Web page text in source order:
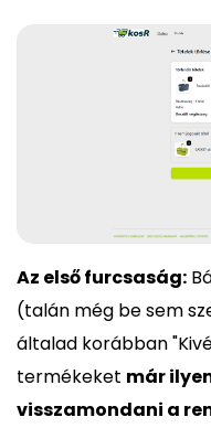
Az első furcsaság:
(talán még be sem
általad korábban
termékeket már
visszamondani a